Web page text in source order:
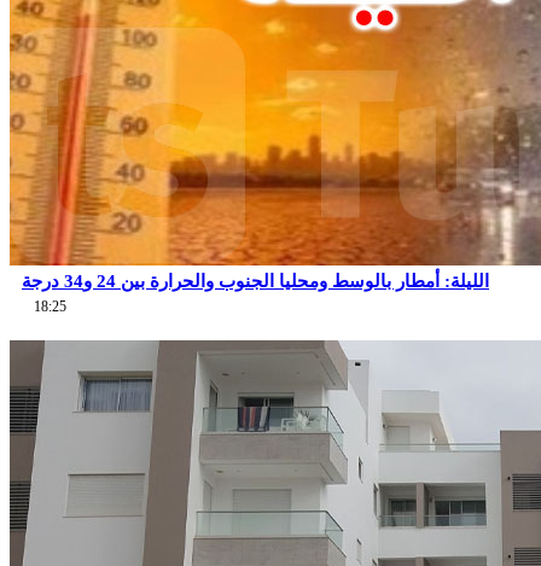
الليلة: أمطار بالوسط ومحليا الجنوب والحرارة بين 24 و34 درجة
18:25